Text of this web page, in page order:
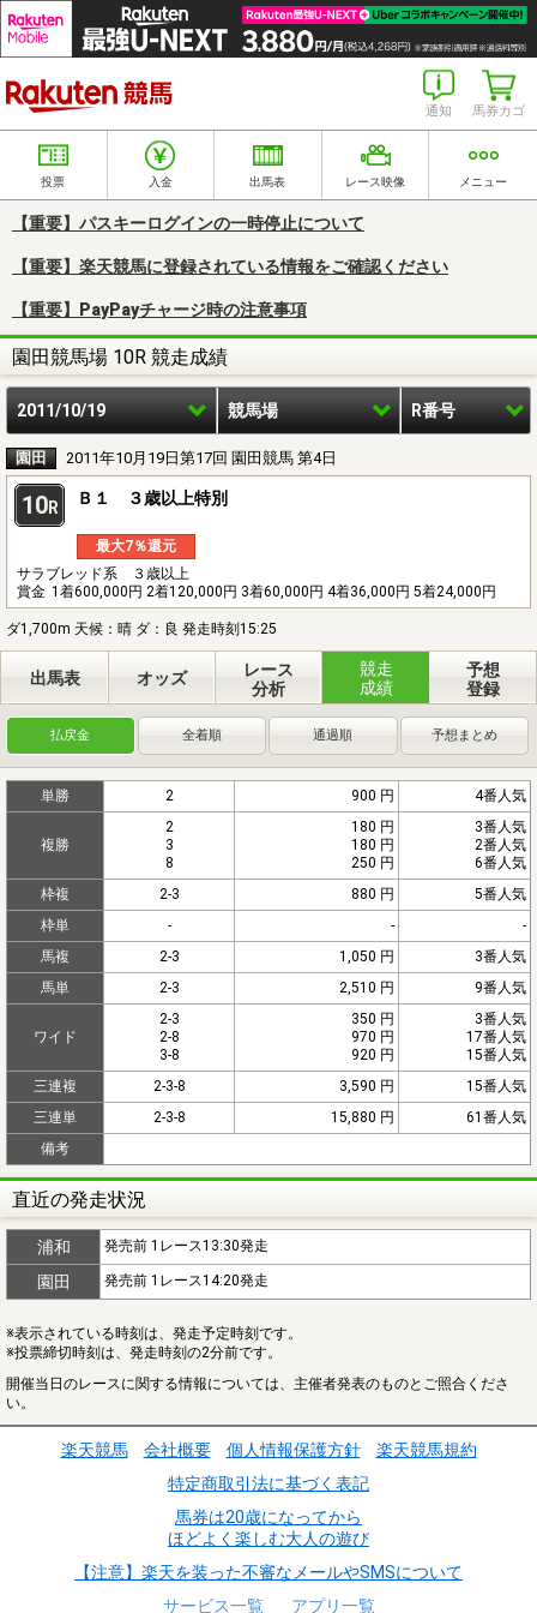
馬券カゴ
通知
投票 入金 出馬表 レース映像 メニュー
【重要】パスキーログインの一時停止について
【重要】楽天競馬に登録されている情報をご確認ください
【重要】PayPayチャージ時の注意事項
園田競馬場 10R 競走成績
2011/10/19 競馬場 R番号
園田 2011年10月19日第17回 園田競馬 第4日
10R Ｂ１ ３歳以上特別
最大7％還元
サラブレッド系 ３歳以上
賞金 1着600,000円 2着120,000円 3着60,000円 4着36,000円 5着24,000円
ダ1,700m 天候：晴 ダ：良 発走時刻15:25
出馬表 オッズ
レース
分析
競走
成績
予想
登録
払戻金 全着順 通過順 予想まとめ
単勝 2 900 円 4番人気
複勝
2
3
8
180 円
180 円
250 円
3番人気
2番人気
6番人気
枠複
2-3 880 円
5番人気
枠単
- -
-
馬複
2-3 1,050 円
3番人気
馬単
2-3 2,510 円 9番人気
ワイド
2-3
2-8
3-8
350 円
970 円
920 円
3番人気
17番人気
15番人気
三連複
2-3-8 3,590 円
15番人気
三連単
2-3-8 15,880 円
61番人気
備考
直近の発走状況
浦和 発売前 1レース13:30発走
園田 発売前 1レース14:20発走
※表示されている時刻は、発走予定時刻です。
※投票締切時刻は、発走時刻の2分前です。
開催当日のレースに関する情報については、主催者発表のものとご照合くださ
い。
楽天競馬 会社概要 個人情報保護方針
楽天競馬規約
特定商取引法に基づく表記
馬券は20歳になってから
ほどよく楽しむ大人の遊び
【注意】楽天を装った不審なメールやSMSについて
サービス一覧
アプリ一覧